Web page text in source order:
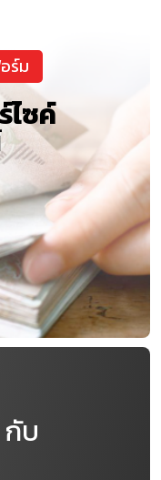
ร์ม
ไซค์
กับ